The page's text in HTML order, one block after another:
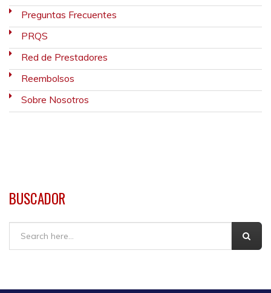
Preguntas Frecuentes
PRQS
Red de Prestadores
Reembolsos
Sobre Nosotros
BUSCADOR
Buscar